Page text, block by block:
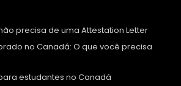
precisa de uma Attestation Letter
no Canadá: O que você precisa
estudantes no Canadá